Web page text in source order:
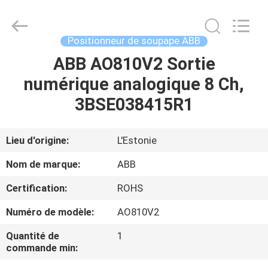
PRODUITS
À
DE
NOUS
INDUSTRY
Positionneur de soupape ABB
ABB AO810V2 Sortie
numérique analogique 8 Ch,
3BSE038415R1
Lieu d'origine:
L'Estonie
Nom de marque:
ABB
Certification:
ROHS
Numéro de modèle:
AO810V2
Quantité de
commande min:
1